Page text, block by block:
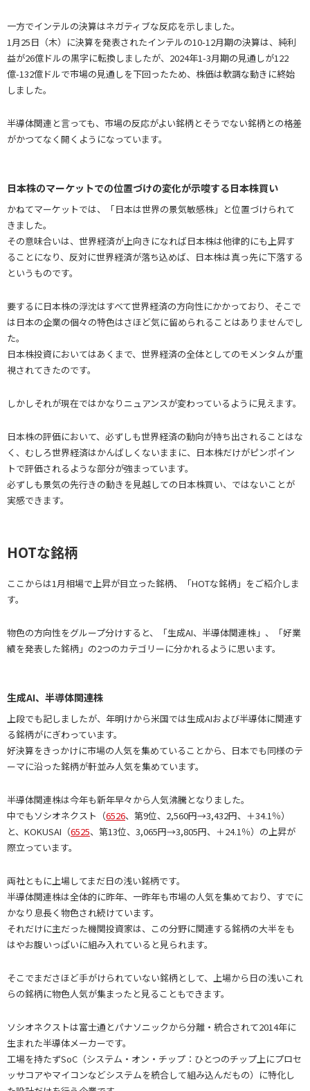
一方でインテルの決算はネガティブな反応を示しました。
1月25日（木）に決算を発表されたインテルの10-12月期の決算は、純利
益が26億ドルの黒字に転換しましたが、2024年1-3月期の見通しが122
億-132億ドルで市場の見通しを下回ったため、株価は軟調な動きに終始
しました。
半導体関連と言っても、市場の反応がよい銘柄とそうでない銘柄との格差
がかつてなく開くようになっています。
日本株のマーケットでの位置づけの変化が示唆する日本株買い
かねてマーケットでは、「日本は世界の景気敏感株」と位置づけられて
きました。
その意味合いは、世界経済が上向きになれば日本株は他律的にも上昇す
ることになり、反対に世界経済が落ち込めば、日本株は真っ先に下落する
というものです。
要するに日本株の浮沈はすべて世界経済の方向性にかかっており、そこで
は日本の企業の個々の特色はさほど気に留められることはありませんでし
た。
日本株投資においてはあくまで、世界経済の全体としてのモメンタムが重
視されてきたのです。
しかしそれが現在ではかなりニュアンスが変わっているように見えます。
日本株の評価において、必ずしも世界経済の動向が持ち出されることはな
く、むしろ世界経済はかんばしくないままに、日本株だけがピンポイン
トで評価されるような部分が強まっています。
必ずしも景気の先行きの動きを見越しての日本株買い、ではないことが
実感できます。
HOTな銘柄
ここからは1月相場で上昇が目立った銘柄、「HOTな銘柄」をご紹介しま
す。
物色の方向性をグループ分けすると、「生成AI、半導体関連株」、「好業
績を発表した銘柄」の2つのカテゴリーに分かれるように思います。
生成AI、半導体関連株
上段でも記しましたが、年明けから米国では生成AIおよび半導体に関連す
る銘柄がにぎわっています。
好決算をきっかけに市場の人気を集めていることから、日本でも同様のテ
ーマに沿った銘柄が軒並み人気を集めています。
半導体関連株は今年も新年早々から人気沸騰となりました。
中でもソシオネクスト（6526、第9位、2,560円→3,432円、＋34.1％）
と、KOKUSAI（6525、第13位、3,065円→3,805円、＋24.1％）の上昇が
際立っています。
両社ともに上場してまだ日の浅い銘柄です。
半導体関連株は全体的に昨年、一昨年も市場の人気を集めており、すでに
かなり息長く物色され続けています。
それだけに主だった機関投資家は、この分野に関連する銘柄の大半をも
はやお腹いっぱいに組み入れていると見られます。
そこでまださほど手がけられていない銘柄として、上場から日の浅いこれ
らの銘柄に物色人気が集まったと見ることもできます。
ソシオネクストは富士通とパナソニックから分離・統合されて2014年に
生まれた半導体メーカーです。
工場を持たずSoC（システム・オン・チップ：ひとつのチップ上にプロセ
ッサコアやマイコンなどシステムを統合して組み込んだもの）に特化し